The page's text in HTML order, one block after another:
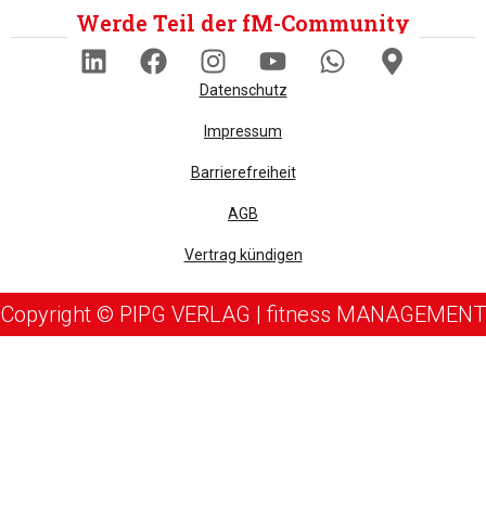
Werde Teil der fM-Community
Datenschutz
Impressum
Barrierefreiheit
AGB
Vertrag kündigen
Copyright © PIPG VERLAG | fitness MANAGEMENT